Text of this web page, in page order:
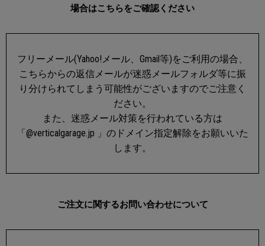
場合はこちらをご確認ください
フリーメール(Yahoo!メール、Gmail等)をご利用の場合、
こちらからの返信メールが迷惑メールフォルダ等に振
り分けられてしまう可能性がございますのでご注意く
ださい。
また、迷惑メール対策を行われている方は
「@verticalgarage.jp 」のドメイン指定解除をお願いいた
します。
ご注文に関するお問い合わせについて